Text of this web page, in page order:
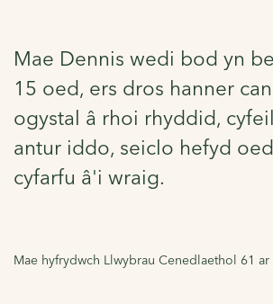
Mae Dennis wedi bod yn
15 oed, ers dros hanner
ogystal â rhoi rhyddid,
antur iddo, seiclo hefyd
cyfarfu â'i wraig.
Mae hyfrydwch Llwybrau Cenedlaethol 61